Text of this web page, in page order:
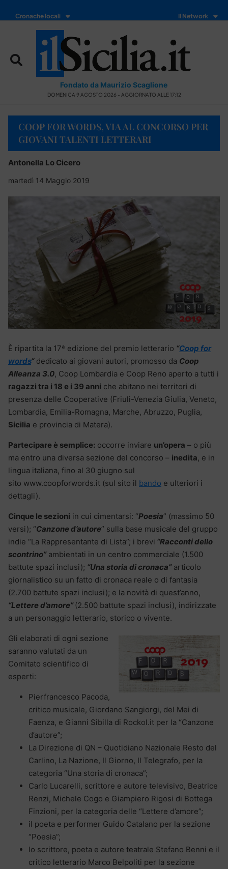
Cronache locali Il Network
Fondato da Maurizio Scaglione
DOMENICA 9 AGOSTO 2026 - AGGIORNATO ALLE 17:12
COOP FOR WORDS, VIA AL CONCORSO PER
GIOVANI TALENTI LETTERARI
Antonella Lo Cicero
martedì 14 Maggio 2019
È ripartita la 17ª edizione del premio letterario “Coop for
words“dedicato ai giovani autori, promosso da Coop
Alleanza 3.0, Coop Lombardia e Coop Reno aperto a tutti i
ragazzi tra i 18 e i 39 anni che abitano nei territori di
presenza delle Cooperative (Friuli-Venezia Giulia, Veneto,
Lombardia, Emilia-Romagna, Marche, Abruzzo, Puglia,
Sicilia e provincia di Matera).
Partecipare è semplice: occorre inviare un’opera – o più
ma entro una diversa sezione del concorso – inedita, e in
lingua italiana, fino al 30 giugno sul
sito www.coopforwords.it (sul sito il bando e ulteriori i
dettagli).
Cinque le sezioni in cui cimentarsi: “Poesia” (massimo 50
versi); “Canzone d’autore” sulla base musicale del gruppo
indie “La Rappresentante di Lista”; i brevi “Racconti dello
scontrino”ambientati in un centro commerciale (1.500
battute spazi inclusi); “Una storia di cronaca”articolo
giornalistico su un fatto di cronaca reale o di fantasia
(2.700 battute spazi inclusi); e la novità di quest’anno,
“Lettere d’amore” (2.500 battute spazi inclusi), indirizzate
a un personaggio letterario, storico o vivente.
Gli elaborati di ogni sezione
saranno valutati da un
Comitato scientifico di
esperti:
Pierfrancesco Pacoda,
critico musicale, Giordano Sangiorgi, del Mei di
Faenza, e Gianni Sibilla di Rockol.it per la “Canzone
d’autore”;
La Direzione di QN – Quotidiano Nazionale Resto del
Carlino, La Nazione, Il Giorno, Il Telegrafo, per la
categoria “Una storia di cronaca”;
Carlo Lucarelli, scrittore e autore televisivo, Beatrice
Renzi, Michele Cogo e Giampiero Rigosi di Bottega
Finzioni, per la categoria delle “Lettere d’amore”;
il poeta e performer Guido Catalano per la sezione
“Poesia”;
lo scrittore, poeta e autore teatrale Stefano Benni e il
critico letterario Marco Belpoliti per la sezione